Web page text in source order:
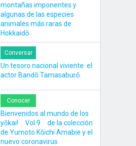
montañas imponentes y
algunas de las especies
animales más raras de
Hokkaidō.
Conversar
Un tesoro nacional viviente: el
actor Bandō Tamasaburō
Conocer
Bienvenidos al mundo de los
yōkai! Vol.9 de la colección
de Yumoto Kōichi Amabie y el
nuevo coronavirus